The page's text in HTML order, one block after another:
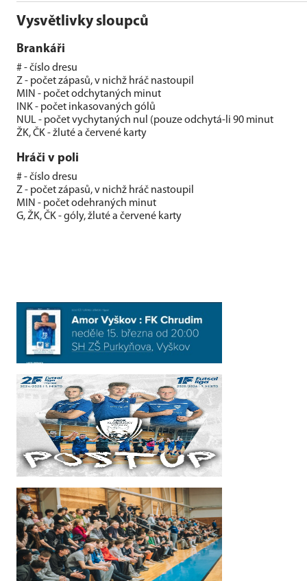
Vysvětlivky sloupců
Brankáři
# - číslo dresu
Z - počet zápasů, v nichž hráč nastoupil
MIN - počet odchytaných minut
INK - počet inkasovaných gólů
NUL - počet vychytaných nul (pouze odchytá-li 90 minut
ŽK, ČK - žluté a červené karty
Hráči v poli
# - číslo dresu
Z - počet zápasů, v nichž hráč nastoupil
MIN - počet odehraných minut
G, ŽK, ČK - góly, žluté a červené karty